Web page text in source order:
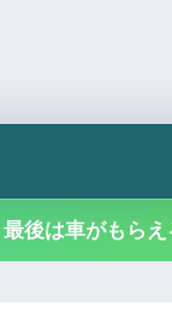
最後は車がもら